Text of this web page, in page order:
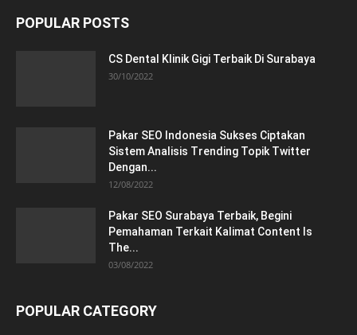
POPULAR POSTS
CS Dental Klinik Gigi Terbaik Di Surabaya
30/10/2022
Pakar SEO Indonesia Sukses Ciptakan
Sistem Analisis Trending Topik Twitter
Dengan...
12/08/2022
Pakar SEO Surabaya Terbaik, Begini
Pemahaman Terkait Kalimat Content Is
The...
03/08/2022
POPULAR CATEGORY